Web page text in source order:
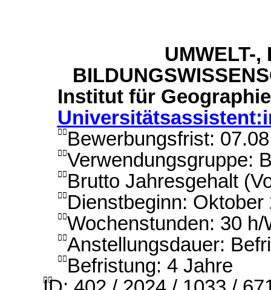
UMWELT-,
Institut für
 Bewerbungsfrist:
Verwendungsgruppe:
 Brutto Jahresgehalt
 Dienstbeginn: Oktober
Wochenstunden: 30 h/
Anstellungsdauer:
 Befristung: 4 Jahre
